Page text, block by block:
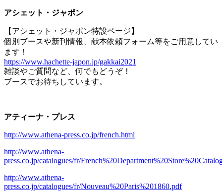
アシェット・ジャポン
【アシェット・ジャポン特設ページ】
個別ブースや新刊情報、献本依頼フォーム等をご用意してい
ます！
https://www.hachette-japon.jp/gakkai2021
雑談やご質問など、何でもどうぞ！
ブースでお待ちしています。
アティーナ・プレス
http://www.athena-press.co.jp/french.html
http://www.athena-
press.co.jp/catalogues/fr/
http://www.athena-
press.co.jp/catalogues/fr/Nouveau%20Paris%201860.pdf